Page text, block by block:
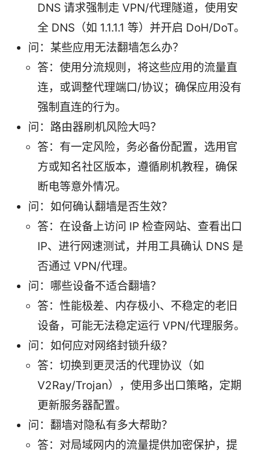
DNS 请求强制走 VPN/代理隧道，使用安
全 DNS（如 1.1.1.1 等）并开启 DoH/DoT。
问：某些应用无法翻墙怎么办？
答：使用分流规则，将这些应用的流量直
连，或调整代理端口/协议；确保应用没有
强制直连的行为。
问：路由器刷机风险大吗？
答：有一定风险，务必备份配置，选用官
方或知名社区版本，遵循刷机教程，确保
断电等意外情况。
问：如何确认翻墙是否生效？
答：在设备上访问 IP 检查网站、查看出口
IP、进行网速测试，并用工具确认 DNS 是
否通过 VPN/代理。
问：哪些设备不适合翻墙？
答：性能极差、内存极小、不稳定的老旧
设备，可能无法稳定运行 VPN/代理服务。
问：如何应对网络封锁升级？
答：切换到更灵活的代理协议（如
V2Ray/Trojan），使用多出口策略，定期
更新服务器配置。
问：翻墙对隐私有多大帮助？
答：对局域网内的流量提供加密保护，提